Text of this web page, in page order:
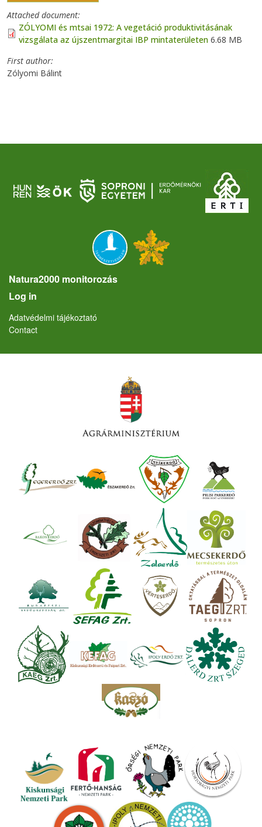
Attached document
ZÓLYOMI és mtsai 1972: A vegetáció produktivitásának
vizsgálata az újszentmargitai IBP mintaterületen 6.68 MB
First author
Zólyomi Bálint
Natura2000 monitorozás
User account menu
Log in
Lábléc
Adatvédelmi tájékoztató
Contact